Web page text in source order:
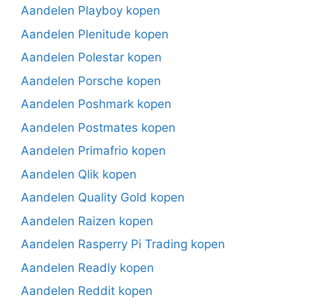
Aandelen Playboy kopen
Aandelen Plenitude kopen
Aandelen Polestar kopen
Aandelen Porsche kopen
Aandelen Poshmark kopen
Aandelen Postmates kopen
Aandelen Primafrio kopen
Aandelen Qlik kopen
Aandelen Quality Gold kopen
Aandelen Raizen kopen
Aandelen Rasperry Pi Trading kopen
Aandelen Readly kopen
Aandelen Reddit kopen